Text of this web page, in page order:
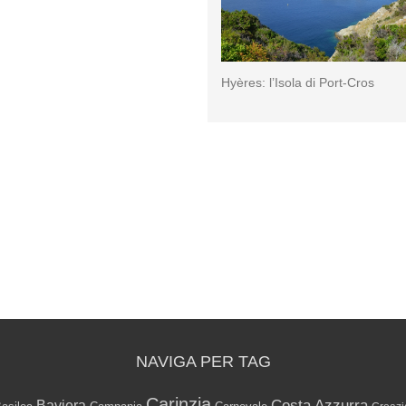
Hyères: l’Isola di Port-Cros
NAVIGA PER TAG